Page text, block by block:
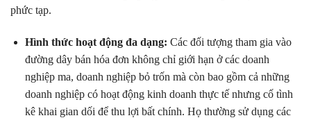
phức tạp.
Hình thức hoạt động đa dạng: Các đối tượng tham gia vào
đường dây bán hóa đơn không chỉ giới hạn ở các doanh
nghiệp ma, doanh nghiệp bỏ trốn mà còn bao gồm cả những
doanh nghiệp có hoạt động kinh doanh thực tế nhưng cố tình
kê khai gian dối để thu lợi bất chính. Họ thường sử dụng các